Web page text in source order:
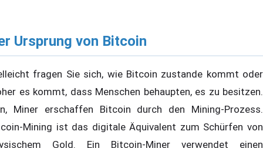
Ursprung von Bitcoin
fragen Sie sich, wie Bitcoin zustande kommt oder
es kommt, dass Menschen behaupten, es zu besitzen.
Miner erschaffen Bitcoin durch den Mining-Prozess.
Mining ist das digitale Äquivalent zum Schürfen von
Gold. Ein Bitcoin-Miner verwendet einen